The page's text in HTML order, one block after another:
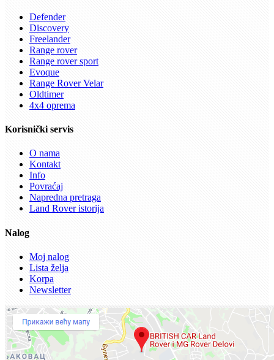
Defender
Discovery
Freelander
Range rover
Range rover sport
Evoque
Range Rover Velar
Oldtimer
4x4 oprema
Korisnički servis
O nama
Kontakt
Info
Povraćaj
Napredna pretraga
Land Rover istorija
Nalog
Moj nalog
Lista želja
Korpa
Newsletter